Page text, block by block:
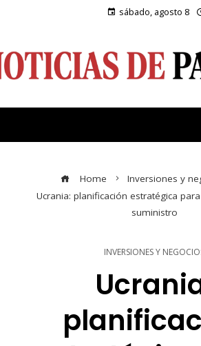
sábado, agosto 8
Home
Inversiones y
Ucrania: planificación estratégica
suministro
INVERSIONES Y